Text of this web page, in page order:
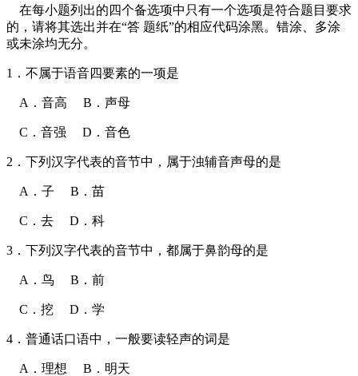
在每小题列出的四个备选项中只有一个选项是符合题目要求
的，请将其选出并在“答 题纸”的相应代码涂黑。错涂、多涂
或未涂均无分。
1．不属于语音四要素的一项是
A．音高 B．声母
C．音强 D．音色
2．下列汉字代表的音节中，属于浊辅音声母的是
A．子 B．苗
C．去 D．科
3．下列汉字代表的音节中，都属于鼻韵母的是
A．鸟 B．前
C．挖 D．学
4．普通话口语中，一般要读轻声的词是
A．理想 B．明天